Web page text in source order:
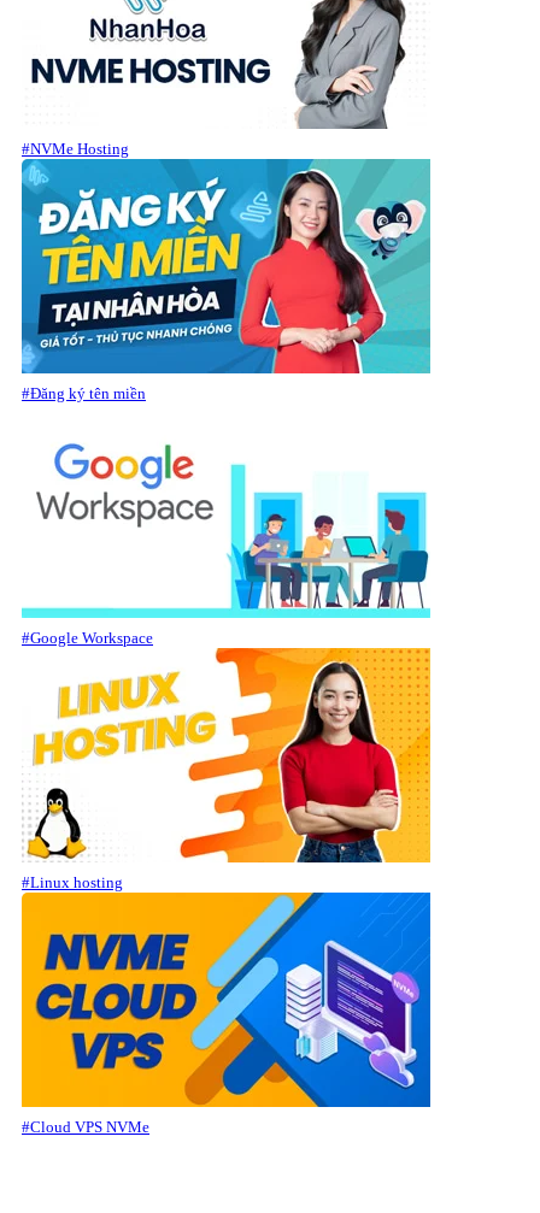
#NVMe Hosting
#Đăng ký tên miền
#Google Workspace
#Linux hosting
#Cloud VPS NVMe